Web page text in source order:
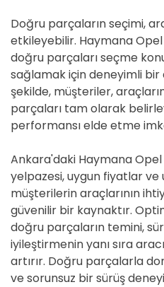
Doğru parçaların seçimi,
etkileyebilir. Haymana
doğru parçaları seçme
sağlamak için deneyimli bir
şekilde, müşteriler,
parçaları tam olarak
performansı elde etme
Ankara'daki Haymana Opel
yelpazesi, uygun fiyatlar ve
müşterilerin araçlarının
güvenilir bir kaynaktır.
doğru parçaların temini,
iyileştirmenin yanı sıra
artırır. Doğru parçalarla
ve sorunsuz bir sürüş